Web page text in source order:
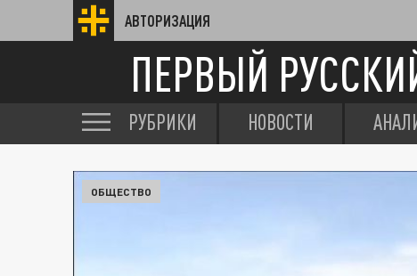
АВТОРИЗАЦИЯ
ПЕРВЫЙ
РУБРИКИ НОВОСТИ
ОБЩЕСТВО